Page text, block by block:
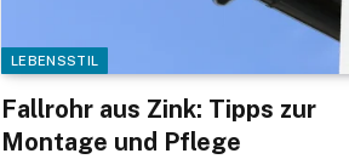
LEBENSSTIL
Fallrohr aus Zink: Tipps zur
Montage und Pflege